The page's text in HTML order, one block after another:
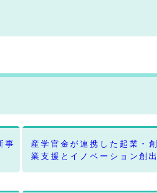
事
産学官金が連携した起業・創
業支援とイノベーション創出